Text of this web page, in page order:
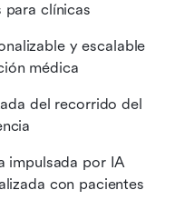
para clínicas
y escalable
médica
del recorrido del
impulsada por IA
con pacientes